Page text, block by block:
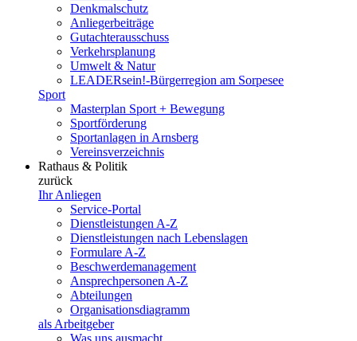
Denkmalschutz
Anliegerbeiträge
Gutachterausschuss
Verkehrsplanung
Umwelt & Natur
LEADERsein!-Bürgerregion am Sorpesee
Sport
Masterplan Sport + Bewegung
Sportförderung
Sportanlagen in Arnsberg
Vereinsverzeichnis
Rathaus & Politik
zurück
Ihr Anliegen
Service-Portal
Dienstleistungen A-Z
Dienstleistungen nach Lebenslagen
Formulare A-Z
Beschwerdemanagement
Ansprechpersonen A-Z
Abteilungen
Organisationsdiagramm
als Arbeitgeber
Was uns ausmacht